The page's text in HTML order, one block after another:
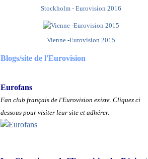
Stockholm - Eurovision 2016
Vienne -Eurovision 2015
Blogs/site de l'Eurovision
Eurofans
Fan club français de l'Eurovision existe. Cliquez ci
dessous pour visiter leur site et adhérer.